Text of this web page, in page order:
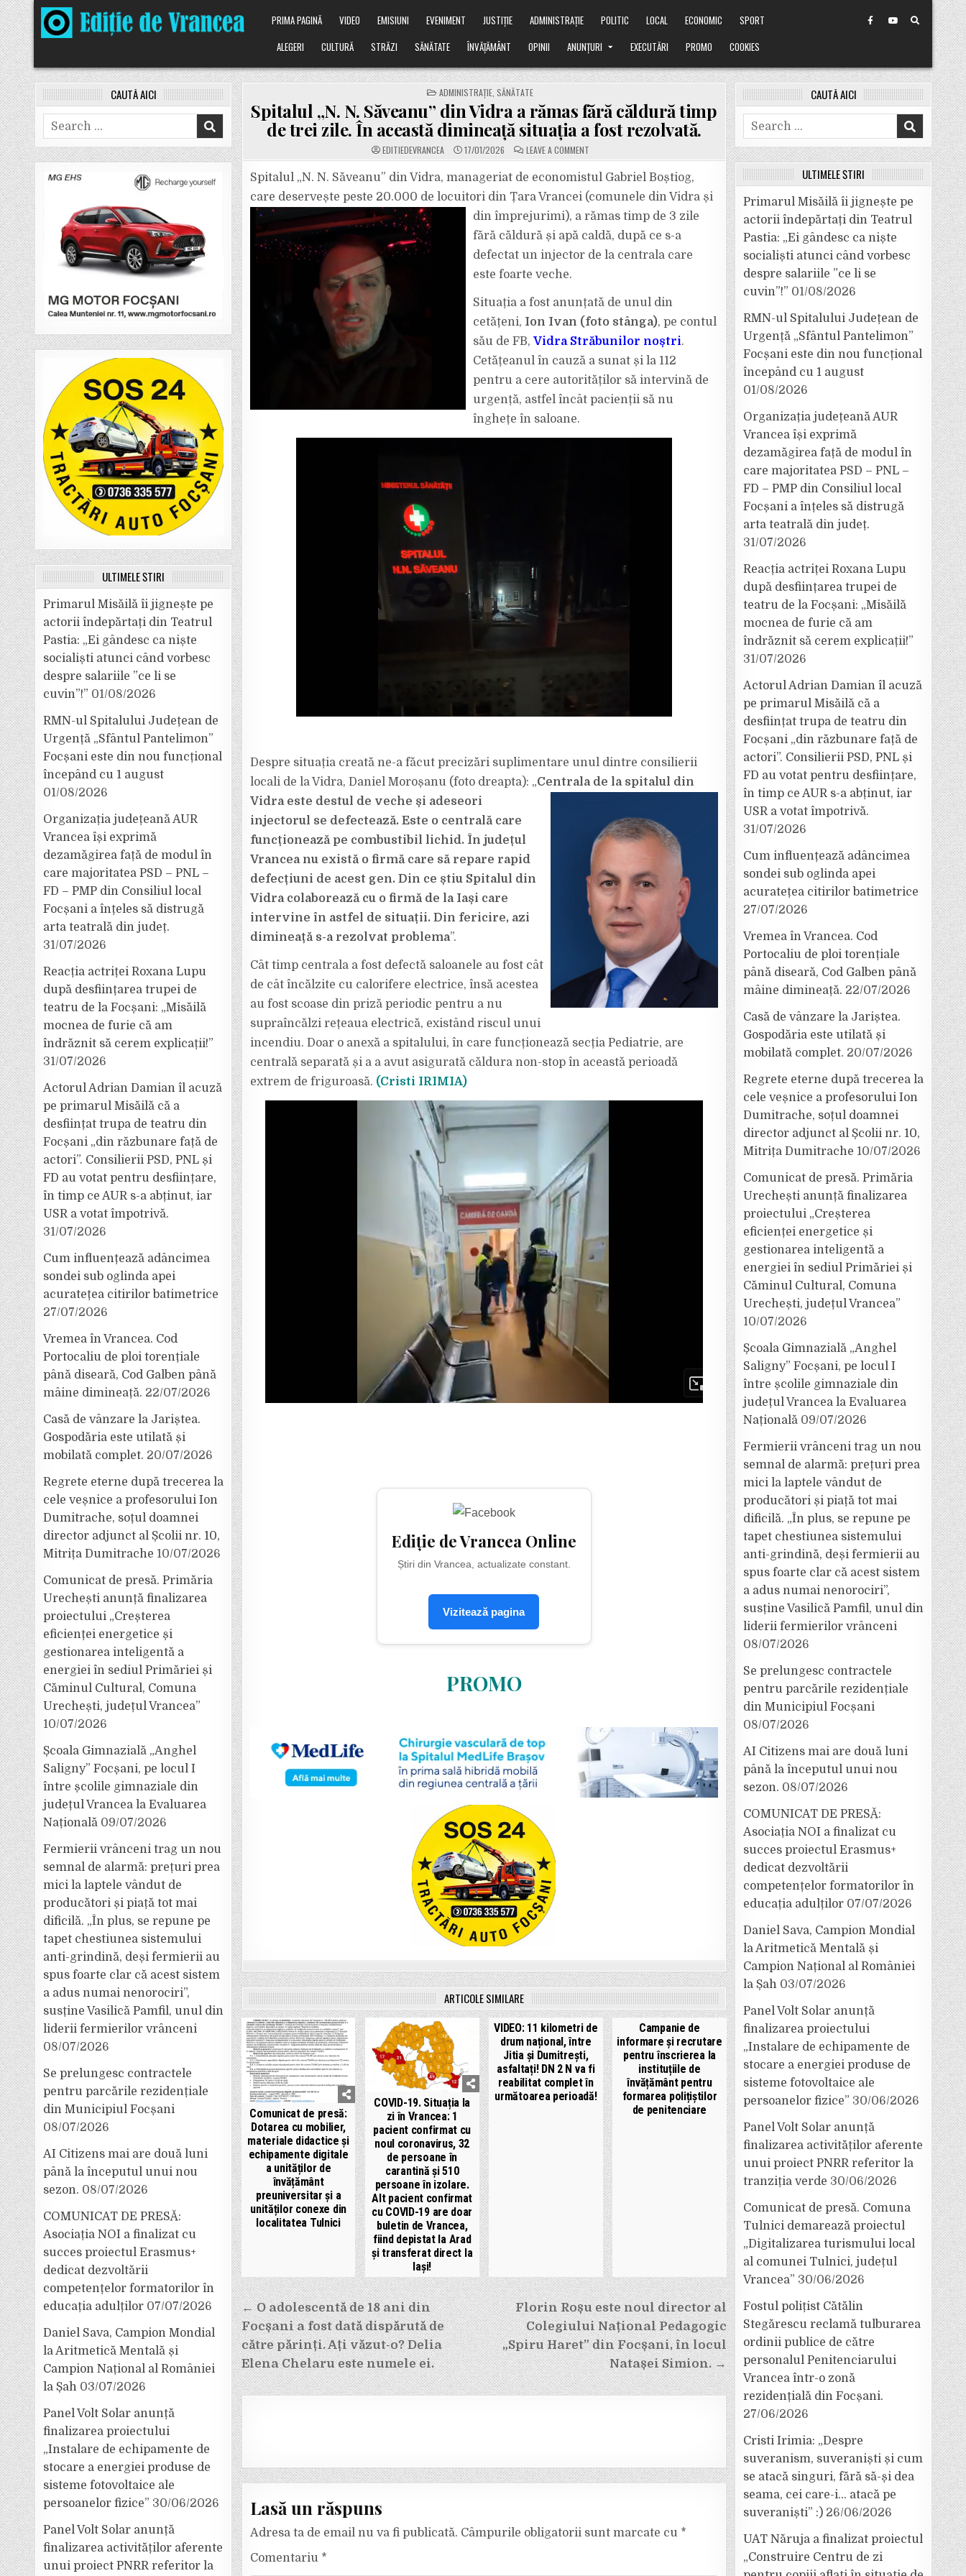
Skip
to
content
PRIMA PAGINĂ VIDEO EMISIUNI EVENIMENT JUSTIȚIE ADMINISTRAȚIE POLITIC LOCAL ECONOMIC
SPORT
ALEGERI
CULTURĂ STRĂZI SĂNĂTATE ÎNVĂȚĂMÂNT OPINII ANUNȚURI EXECUTĂRI PROMO COOKIES
POSTED
IN
ADMINISTRAȚIE SĂNĂTATE
Spitalul „N. N. Săveanu” din Vidra a rămas fără căldură timp
de trei zile. În această dimineață situația a fost rezolvată.
EDITIEDEVRANCEA 17/01/2026 LEAVE A COMMENTON
SPITALUL
N.
SĂVEANU”
DIN
VIDRA
A
RĂMAS
CĂLDURĂ
DE
TREI
DIMINEAȚĂ
SITUAȚIA
FOST
Spitalul „N. N. Săveanu” din Vidra, manageriat de economistul Gabriel Boștiog,
care deservește peste 20.000 de locuitori din Țara Vrancei (comunele din Vidra și
din împrejurimi), a rămas timp de 3 zile
fără căldură și apă caldă, după ce s-a
defectat un injector de la centrala care
este foarte veche.
Situația a fost anunțată de unul din
cetățeni, Ion Ivan (foto stânga), pe contul
său de FB, Vidra Străbunilor noștri.
Cetățeanul în cauză a sunat și la 112
pentru a cere autorităților să intervină de
urgență, astfel încât pacienții să nu
înghețe în saloane.
Despre situația creată ne-a făcut precizări suplimentare unul dintre consilierii
locali de la Vidra, Daniel Moroșanu (foto dreapta): „Centrala de la spitalul din
Vidra este destul de veche și adeseori
injectorul se defectează. Este o centrală care
funcționează pe combustibil lichid. În județul
Vrancea nu există o firmă care să repare rapid
defecțiuni de acest gen. Din ce știu Spitalul din
Vidra colaborează cu o firmă de la Iași care
intervine în astfel de situații. Din fericire, azi
dimineață s-a rezolvat problema”.
Cât timp centrala a fost defectă saloanele au fost cât
de cât încălzite cu calorifere electrice, însă acestea
au fost scoase din priză periodic pentru a nu
supraîncălzi rețeaua electrică, existând riscul unui
incendiu. Doar o anexă a spitalului, în care funcționează secția Pediatrie, are
centrală separată și a a avut asigurată căldura non-stop în această perioadă
extrem de friguroasă. (Cristi IRIMIA)
Ediție de Vrancea Online
Știri din Vrancea, actualizate constant.
Vizitează pagina
PROMO
ARTICOLE SIMILARE
Comunicat de presă:
Dotarea cu mobilier,
materiale didactice și
echipamente digitale
a unităților de
învățământ
preuniversitar și a
unităților conexe din
localitatea Tulnici
COVID-19. Situația la
zi în Vrancea: 1
pacient confirmat cu
noul coronavirus, 32
de persoane în
carantină și 510
persoane în izolare.
Alt pacient confirmat
cu COVID-19 are doar
buletin de Vrancea,
fiind depistat la Arad
și transferat direct la
Iași!
VIDEO: 11 kilometri de
drum național, între
Jitia și Dumitrești,
asfaltați! DN 2 N va fi
reabilitat complet în
următoarea perioadă!
Campanie de
informare și recrutare
pentru înscrierea la
instituțiile de
învățământ pentru
formarea polițiștilor
de penitenciare
Navigare
în
articole
Florin Roșu este noul director al
Colegiului Național Pedagogic
„Spiru Haret” din Focșani, în locul
Natașei Simion. →
← O adolescentă de 18 ani din
Focșani a fost dată dispărută de
către părinți. Ați văzut-o? Delia
Elena Chelaru este numele ei.
Lasă un răspuns
Adresa ta de email nu va fi publicată. Câmpurile obligatorii sunt marcate cu *
Comentariu *
CAUTĂ AICI
Search
for:
ULTIMELE ȘTIRI
Primarul Misăilă îi jignește pe
actorii îndepărtați din Teatrul
Pastia: „Ei gândesc ca niște
socialiști atunci când vorbesc
despre salariile ”ce li se
cuvin”!” 01/08/2026
RMN-ul Spitalului Județean de
Urgență „Sfântul Pantelimon”
Focșani este din nou funcțional
începând cu 1 august
01/08/2026
Organizația județeană AUR
Vrancea își exprimă
dezamăgirea față de modul în
care majoritatea PSD – PNL –
FD – PMP din Consiliul local
Focșani a înțeles să distrugă
arta teatrală din județ.
31/07/2026
Reacția actriței Roxana Lupu
după desființarea trupei de
teatru de la Focșani: „Misăilă
mocnea de furie că am
îndrăznit să cerem explicații!”
31/07/2026
Actorul Adrian Damian îl acuză
pe primarul Misăilă că a
desființat trupa de teatru din
Focșani „din răzbunare față de
actori”. Consilierii PSD, PNL și
FD au votat pentru desființare,
în timp ce AUR s-a abținut, iar
USR a votat împotrivă.
31/07/2026
Cum influențează adâncimea
sondei sub oglinda apei
acuratețea citirilor batimetrice
27/07/2026
Vremea în Vrancea. Cod
Portocaliu de ploi torențiale
până diseară, Cod Galben până
mâine dimineață. 22/07/2026
Casă de vânzare la Jariștea.
Gospodăria este utilată și
mobilată complet. 20/07/2026
Regrete eterne după trecerea la
cele veșnice a profesorului Ion
Dumitrache, soțul doamnei
director adjunct al Școlii nr. 10,
Mitrița Dumitrache 10/07/2026
Comunicat de presă. Primăria
Urechești anunță finalizarea
proiectului „Creșterea
eficienței energetice și
gestionarea inteligentă a
energiei în sediul Primăriei și
Căminul Cultural, Comuna
Urechești, județul Vrancea”
10/07/2026
Școala Gimnazială „Anghel
Saligny” Focșani, pe locul I
între școlile gimnaziale din
județul Vrancea la Evaluarea
Națională 09/07/2026
Fermierii vrânceni trag un nou
semnal de alarmă: prețuri prea
mici la laptele vândut de
producători și piață tot mai
dificilă. „În plus, se repune pe
tapet chestiunea sistemului
anti-grindină, deși fermierii au
spus foarte clar că acest sistem
a adus numai nenorociri”,
susține Vasilică Pamfil, unul din
liderii fermierilor vrânceni
08/07/2026
Se prelungesc contractele
pentru parcările rezidențiale
din Municipiul Focșani
08/07/2026
AI Citizens mai are două luni
până la începutul unui nou
sezon. 08/07/2026
COMUNICAT DE PRESĂ:
Asociația NOI a finalizat cu
succes proiectul Erasmus+
dedicat dezvoltării
competențelor formatorilor în
educația adulților 07/07/2026
Daniel Sava, Campion Mondial
la Aritmetică Mentală și
Campion Național al României
la Șah 03/07/2026
Panel Volt Solar anunță
finalizarea proiectului
„Instalare de echipamente de
stocare a energiei produse de
sisteme fotovoltaice ale
persoanelor fizice” 30/06/2026
Panel Volt Solar anunță
finalizarea activităților aferente
unui proiect PNRR referitor la
CAUTĂ AICI
Search
for:
ULTIMELE ȘTIRI
Primarul Misăilă îi jignește pe
actorii îndepărtați din Teatrul
Pastia: „Ei gândesc ca niște
socialiști atunci când vorbesc
despre salariile ”ce li se
cuvin”!” 01/08/2026
RMN-ul Spitalului Județean de
Urgență „Sfântul Pantelimon”
Focșani este din nou funcțional
începând cu 1 august
01/08/2026
Organizația județeană AUR
Vrancea își exprimă
dezamăgirea față de modul în
care majoritatea PSD – PNL –
FD – PMP din Consiliul local
Focșani a înțeles să distrugă
arta teatrală din județ.
31/07/2026
Reacția actriței Roxana Lupu
după desființarea trupei de
teatru de la Focșani: „Misăilă
mocnea de furie că am
îndrăznit să cerem explicații!”
31/07/2026
Actorul Adrian Damian îl acuză
pe primarul Misăilă că a
desființat trupa de teatru din
Focșani „din răzbunare față de
actori”. Consilierii PSD, PNL și
FD au votat pentru desființare,
în timp ce AUR s-a abținut, iar
USR a votat împotrivă.
31/07/2026
Cum influențează adâncimea
sondei sub oglinda apei
acuratețea citirilor batimetrice
27/07/2026
Vremea în Vrancea. Cod
Portocaliu de ploi torențiale
până diseară, Cod Galben până
mâine dimineață. 22/07/2026
Casă de vânzare la Jariștea.
Gospodăria este utilată și
mobilată complet. 20/07/2026
Regrete eterne după trecerea la
cele veșnice a profesorului Ion
Dumitrache, soțul doamnei
director adjunct al Școlii nr. 10,
Mitrița Dumitrache 10/07/2026
Comunicat de presă. Primăria
Urechești anunță finalizarea
proiectului „Creșterea
eficienței energetice și
gestionarea inteligentă a
energiei în sediul Primăriei și
Căminul Cultural, Comuna
Urechești, județul Vrancea”
10/07/2026
Școala Gimnazială „Anghel
Saligny” Focșani, pe locul I
între școlile gimnaziale din
județul Vrancea la Evaluarea
Națională 09/07/2026
Fermierii vrânceni trag un nou
semnal de alarmă: prețuri prea
mici la laptele vândut de
producători și piață tot mai
dificilă. „În plus, se repune pe
tapet chestiunea sistemului
anti-grindină, deși fermierii au
spus foarte clar că acest sistem
a adus numai nenorociri”,
susține Vasilică Pamfil, unul din
liderii fermierilor vrânceni
08/07/2026
Se prelungesc contractele
pentru parcările rezidențiale
din Municipiul Focșani
08/07/2026
AI Citizens mai are două luni
până la începutul unui nou
sezon. 08/07/2026
COMUNICAT DE PRESĂ:
Asociația NOI a finalizat cu
succes proiectul Erasmus+
dedicat dezvoltării
competențelor formatorilor în
educația adulților 07/07/2026
Daniel Sava, Campion Mondial
la Aritmetică Mentală și
Campion Național al României
la Șah 03/07/2026
Panel Volt Solar anunță
finalizarea proiectului
„Instalare de echipamente de
stocare a energiei produse de
sisteme fotovoltaice ale
persoanelor fizice” 30/06/2026
Panel Volt Solar anunță
finalizarea activităților aferente
unui proiect PNRR referitor la
tranziția verde 30/06/2026
Comunicat de presă. Comuna
Tulnici demarează proiectul
„Digitalizarea turismului local
al comunei Tulnici, județul
Vrancea” 30/06/2026
Fostul polițist Cătălin
Stegărescu reclamă tulburarea
ordinii publice de către
personalul Penitenciarului
Vrancea într-o zonă
rezidențială din Focșani.
27/06/2026
Cristi Irimia: „Despre
suveranism, suveraniști și cum
se atacă singuri, fără să-și dea
seama, cei care-i… atacă pe
suveraniști” :) 26/06/2026
UAT Năruja a finalizat proiectul
„Construire Centru de zi